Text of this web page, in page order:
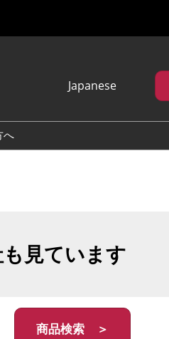
Japanese
繁體中文
へ
見ています
商品検索 ＞